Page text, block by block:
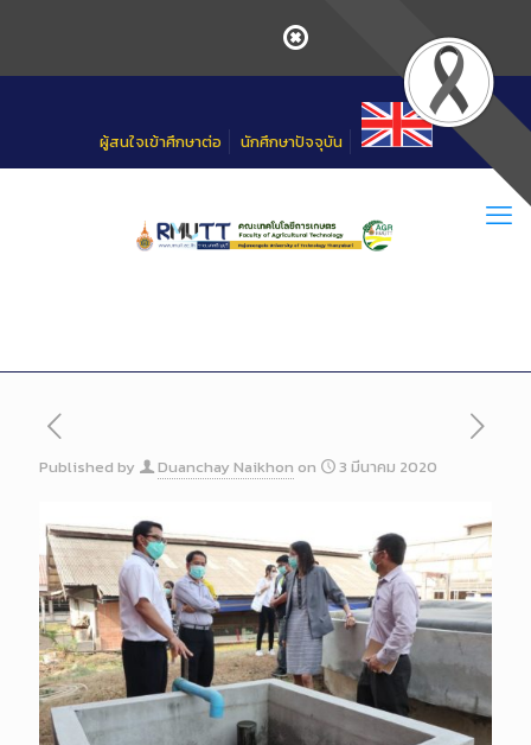
ผู้สนใจเข้าศึกษาต่อ นักศึกษาปัจจุบัน
Published by Duanchay Naikhon on 3 มีนาคม 2020